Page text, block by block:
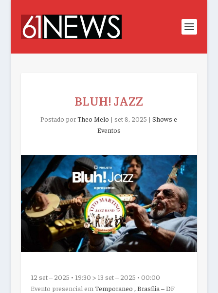
BLUH! JAZZ
Postado porTheo Melo | set 8, 2025 |Shows e
Eventos
12 set – 2025 • 19:30 > 13 set – 2025 • 00:00
Evento presencial em Temporaneo , Brasília – DF